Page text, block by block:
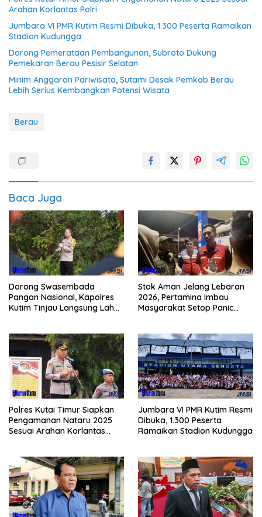
Arahan Korlantas Polri
Jumbara VI PMR Kutim Resmi Dibuka, 1.300 Peserta Ramaikan
Stadion Kudungga
Dorong Pemerataan Pembangunan, Subroto Dukung
Pemekaran Berau Pesisir Selatan
Minim Anggaran Pariwisata, Sutami Desak Pemkab Berau
Lebih Serius Kembangkan Potensi Wisata
Berau
Baca Juga
Dorong Swasembada
Pangan Nasional, Kapolres
Kutim Tinjau Langsung Lahan
Stok Aman Jelang Lebaran
2026, Pertamina Imbau
Masyarakat Setop Panic
Polres Kutai Timur Siapkan
Pengamanan Nataru 2025
Sesuai Arahan Korlantas
Jumbara VI PMR Kutim Resmi
Dibuka, 1.300 Peserta
Ramaikan Stadion Kudungga